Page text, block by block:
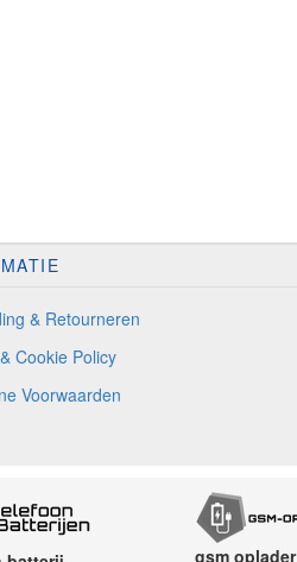
& Retourneren
Cookie Policy
Voorwaarden
gsm oplader